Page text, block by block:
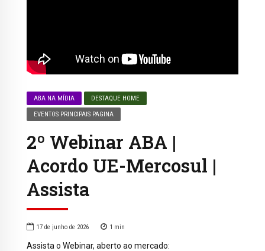
ABA NA MÍDIA DESTAQUE HOME
EVENTOS PRINCIPAIS PAGINA
2º Webinar ABA |
Acordo UE-Mercosul |
Assista
17 de junho de 2026 1 min
Assista o Webinar, aberto ao mercado: